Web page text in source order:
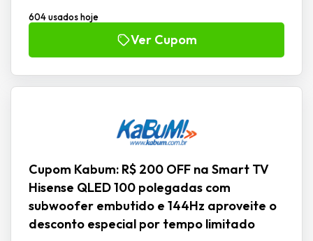
604 usados hoje
Ver Cupom
Cupom Kabum: R$ 200 OFF na Smart TV
Hisense QLED 100 polegadas com
subwoofer embutido e 144Hz aproveite o
desconto especial por tempo limitado